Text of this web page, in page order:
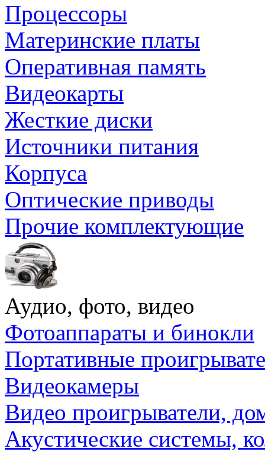
Процессоры
Материнские платы
Оперативная память
Видеокарты
Жесткие диски
Источники питания
Корпуса
Оптические приводы
Прочие комплектующие
Аудио, фото, видео
Фотоаппараты и бинокли
Портативные
Видеокамеры
Видео проигрыватели,
Акустические системы,